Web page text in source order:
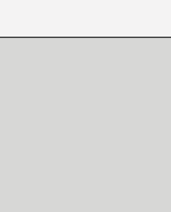
[GK] Guillermo del Toro